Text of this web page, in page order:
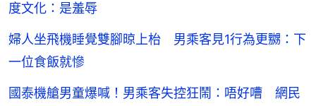
度文化：是羞辱
婦人坐飛機睡覺雙腳晾上枱 男乘客見1行為更嬲：下
一位食飯就慘
國泰機艙男童爆喊！男乘客失控狂鬧：唔好嘈 網民